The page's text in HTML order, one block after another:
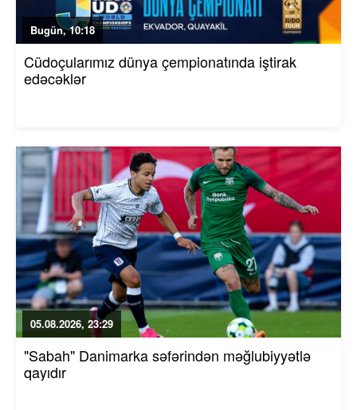
Bugün, 10:18
Cüdoçularımız dünya çempionatında iştirak
edəcəklər
05.08.2026, 23:29
"Sabah" Danimarka səfərindən məğlubiyyətlə
qayıdır